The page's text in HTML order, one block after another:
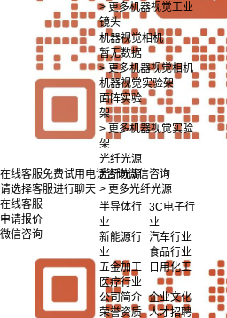
> 更多机器视觉工业
镜头
机器视觉相机
暂无数据
> 更多机器视觉相机
机器视觉实验架
面阵实验
架
> 更多机器视觉实验
架
光纤光源
光纤光源
> 更多光纤光源
半导体行
业
3C电子行
业
新能源行
业
汽车行业
食品行业
五金加工
日用化工
医疗行业
公司简介 企业文化
荣誉资质 人才招聘
在线客服免费试用 电话咨询微信咨询
请选择客服进行聊天
在线客服
申请报价
微信咨询